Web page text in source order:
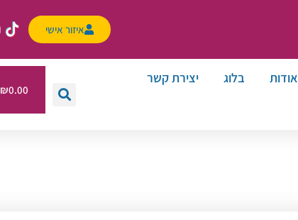
איזור אישי
אודות בלוג
יצירת קשר
₪0.00